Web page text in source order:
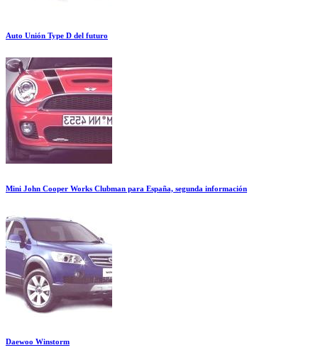
Auto Unión Type D del futuro
Mini John Cooper Works Clubman para España, segunda información
Daewoo Winstorm